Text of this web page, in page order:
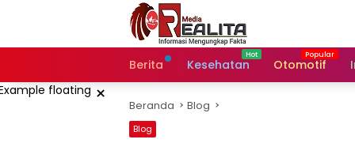
Berita
Kesehatan Otomotif
× Beranda Blog
Blog